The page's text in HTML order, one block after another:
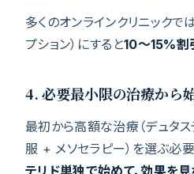
多くのオンラインクリニックで
プション）にすると10〜15%割
4. 必要最小限の治療から
最初から高額な治療（デュタ
服 + メソセラピー）を選ぶ必
テリド単独で始めて、効果を